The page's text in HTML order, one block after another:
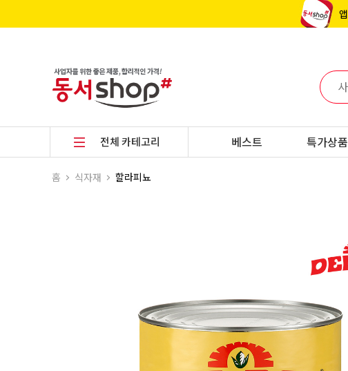
전체 카테고리 베스트 특가상품
홈 식자재 할라피뇨